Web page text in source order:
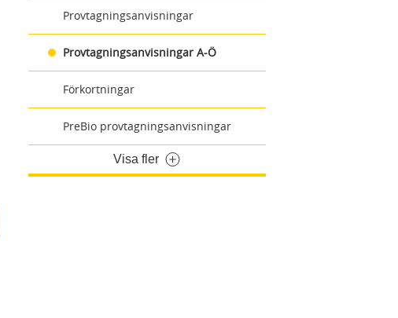
Provtagningsanvisningar
Provtagningsanvisningar A-Ö
Förkortningar
PreBio provtagningsanvisningar
Visa fler